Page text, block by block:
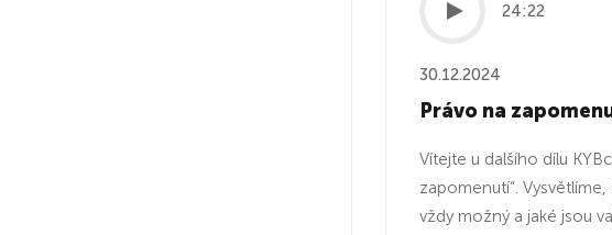
24:22
30.12.2024
Právo na
Vítejte u dalšího dílu
zapomenutí“.
vždy možný a jaké jsou